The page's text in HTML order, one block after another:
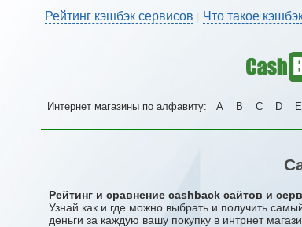
Рейтинг кэшбэк сервисов Что такое
Интернет магазины по алфавиту: A B C D E
Рейтинг и сравнение cashback сайтов и
Узнай как и где можно выбрать и получить
деньги за каждую вашу покупку в интрнет